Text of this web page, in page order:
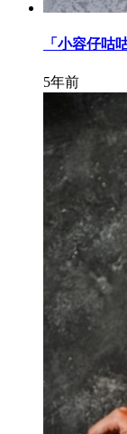
「小容仔咕
5年前